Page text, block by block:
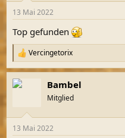
e
:
13 Mai 2022
Top gefunden
R
e
a
k
e
Vercingetorix
Bambel
Mitglied
13 Mai 2022